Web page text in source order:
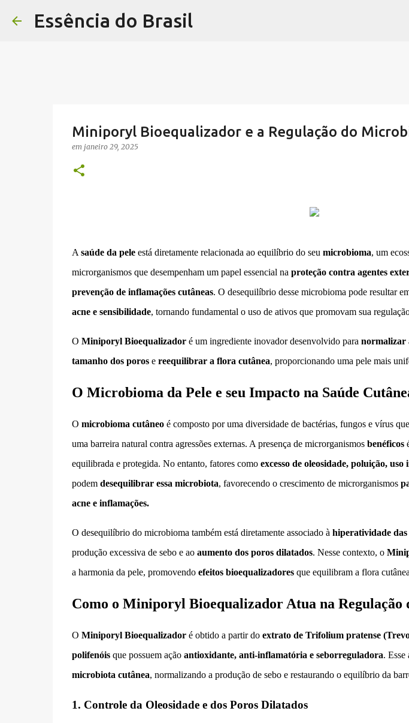
Essência do Brasil
Miniporyl Bioequalizador e a Regulação do
em janeiro 29, 2025
A saúde da peleestá diretamente relacionada ao equilíbrio do seu microbioma, um
microrganismos que desempenham um papel essencial na proteção contra agentes
prevenção de inflamações cutâneas. O desequilíbrio desse microbioma pode resultar
acne e sensibilidade, tornando fundamental o uso de ativos que promovam sua
O Miniporyl Bioequalizadoré um ingrediente inovador desenvolvido para normalizar
tamanho dos porose reequilibrar a flora cutânea, proporcionando uma pele mais
O Microbioma da Pele e seu Impacto na Saúde
O microbioma cutâneoé composto por uma diversidade de bactérias, fungos e vírus
uma barreira natural contra agressões externas. A presença de microrganismos benéficos
equilibrada e protegida. No entanto, fatores como excesso de oleosidade, poluição, uso
podem desequilibrar essa microbiota, favorecendo o crescimento de microrganismos
acne e inflamações.
O desequilíbrio do microbioma também está diretamente associado à hiperatividade das
produção excessiva de sebo e ao aumento dos poros dilatados. Nesse contexto, o
a harmonia da pele, promovendo efeitos bioequalizadoresque equilibram a flora
Como o Miniporyl Bioequalizador Atua na Regulação
O Miniporyl Bioequalizadoré obtido a partir do extrato de Trifolium pratense
polifenóisque possuem ação antioxidante, anti-inflamatória e seborreguladora. Esse
microbiota cutânea, normalizando a produção de sebo e restaurando o equilíbrio da
1. Controle da Oleosidade e dos Poros Dilatados